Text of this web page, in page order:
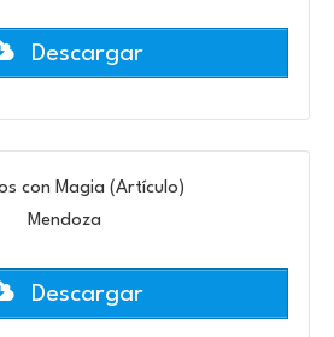
Descargar
con Magia (Artículo)
Mendoza
Descargar